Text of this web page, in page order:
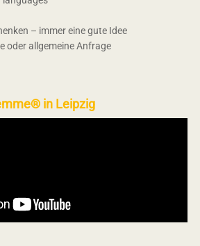
– immer eine gute Idee
oder allgemeine Anfrage
in Leipzig